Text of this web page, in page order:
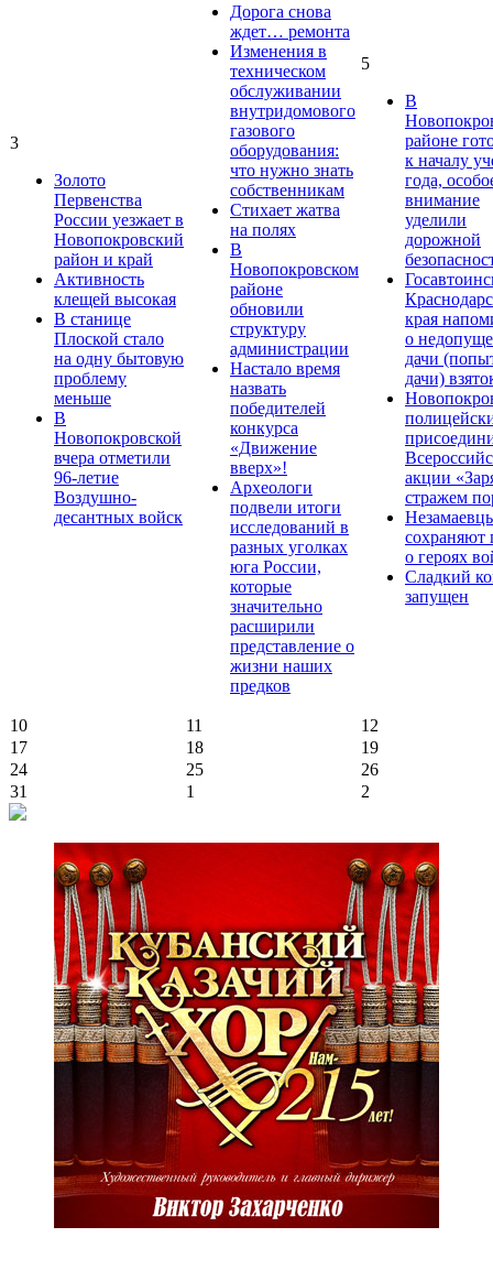
3
Золото
Первенства
России уезжает в
Новопокровский
район и край
Активность
клещей высокая
В станице
Плоской стало
на одну бытовую
проблему
меньше
В
Новопокровской
вчера отметили
96-летие
Воздушно-
десантных войск
Дорога снова
ждет… ремонта
Изменения в
техническом
обслуживании
внутридомового
газового
оборудования:
что нужно знать
собственникам
Стихает жатва
на полях
В
Новопокровском
районе
обновили
структуру
администрации
Настало время
назвать
победителей
конкурса
«Движение
вверх»!
Археологи
подвели итоги
исследований в
разных уголках
юга России,
которые
значительно
расширили
представление о
жизни наших
предков
5
В
районе
к началу
года,
внимание
уделили
дорожной
края
о
дачи
дачи)
акции
стражем
сохраняют
о героях
Сладкий
запущен
10 11
12
17
18
19
24
25
26
31
1 2